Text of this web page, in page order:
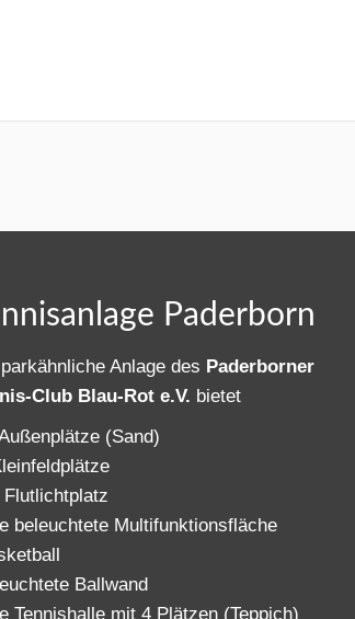
Paderborn
Anlage des Paderborner
Club Blau-Rot e.V. bietet
(Sand)
Flutlichtplatz
beleuchtete Multifunktionsfläche
Ballwand
Tennishalle mit 4 Plätzen (Teppich)